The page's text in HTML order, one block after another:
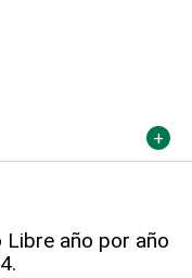
año por año